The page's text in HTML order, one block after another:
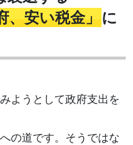
、安い税金」
に
ようとして政府支出を
の道です。そうではな